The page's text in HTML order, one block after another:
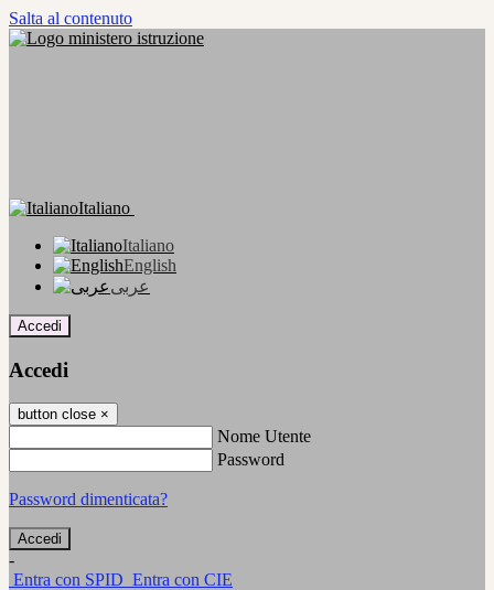
Salta al contenuto
Italiano
Italiano
English
عربى
Accedi
Accedi
button close ×
Nome Utente
Password
Password dimenticata?
-
Entra con SPID Entra con CIE